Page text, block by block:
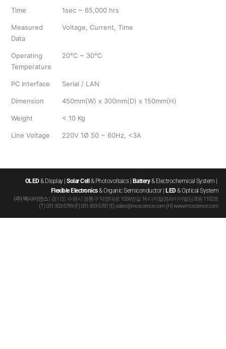
Time 1sec ~ 65,000 hrs
Measured
Data
Voltage, Current, Time
Operating
Temperature
20℃ ~ 30℃
PC Interface Serial / LAN
Dimension 450mm(W) x 300mm(D) x 150mm(H)
Weight < 10 Kg
Line Voltage 220V 1Ø 50 ~ 60Hz, <3A
OLED & Display | Solar Cell & Photovoltaics | Battery
Flexible Electronics & Organic Semiconductor | LED & Optical System
(주) 맥사이언스 | 경기도 수원시 영통구 덕영대로 1556번길 16 디지털엠파이어빌딩 B동 1102호
(T) 031-303-5789 (F) 031-303-5787 (E) sales@mcscience.com (H) www.mcscience.com